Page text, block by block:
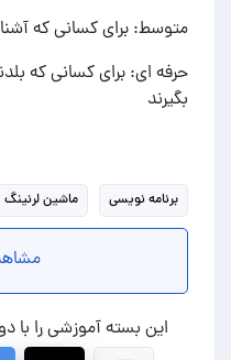
متوسط: برای کسانی که
حرفه ای: برای کسانی که
بگیرند
برنامه نویسی ماشین لرنینگ
این بسته آموزشی را با